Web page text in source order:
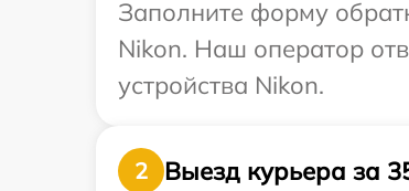
Заполните форму
Nikon. Наш оператор
устройства Nikon.
2
Выезд курьера за